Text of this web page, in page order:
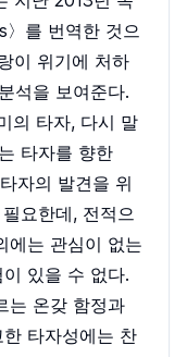
〉를 번역한 것으
이 위기에 처하
석을 보여준다.
의 타자, 다시 말
타자를 향한
자의 발견을 위
요한데, 전적으
에는 관심이 없는
있을 수 없다.
는 온갖 함정과
타자성에는 찬